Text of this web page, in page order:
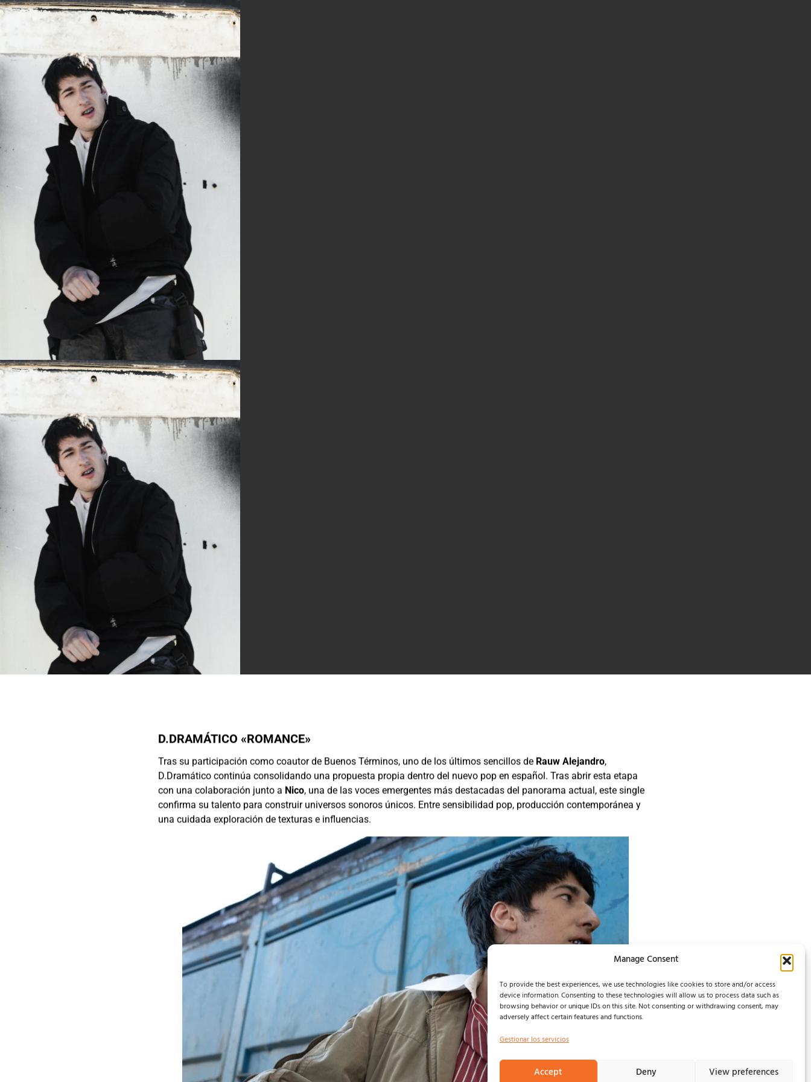
Manage Consent
To provide the best experiences, we use technologies like cookies to store and/or access
device information. Consenting to these technologies will allow us to process data such as
browsing behavior or unique IDs on this site. Not consenting or withdrawing consent, may
adversely affect certain features and functions.
Gestionar los servicios
Accept Deny View preferences
D.DRAMÁTICO «ROMANCE»
Tras su participación como coautor de Buenos Términos, uno de los últimos sencillos de Rauw Alejandro,
D.Dramático continúa consolidando una propuesta propia dentro del nuevo pop en español. Tras abrir esta etapa
con una colaboración junto a Nico, una de las voces emergentes más destacadas del panorama actual, este single
confirma su talento para construir universos sonoros únicos. Entre sensibilidad pop, producción contemporánea y
una cuidada exploración de texturas e influencias.